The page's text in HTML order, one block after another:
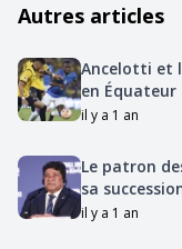
Autres articles
Ancelotti et
en Équateur
il y a 1 an
Le patron
sa
il y a 1 an